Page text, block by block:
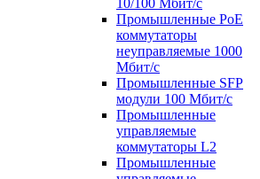
10/100 Мбит/с
Промышленные PoE
коммутаторы
неуправляемые 1000
Мбит/с
Промышленные SFP
модули 100 Мбит/c
Промышленные
управляемые
коммутаторы L2
Промышленные